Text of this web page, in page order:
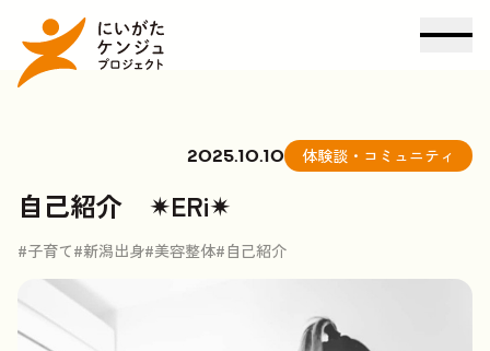
2025.10.10 体験談・コミュニティ
自己紹介 ✴︎ERi✴
#子育て#新潟出身#美容整体#自己紹介